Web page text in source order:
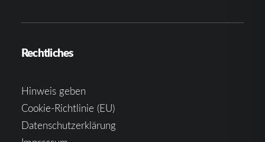
Rechtliches
Hinweis geben
Cookie-Richtlinie (EU)
Datenschutzerklärung